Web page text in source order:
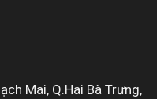
Mai, Q.Hai Bà Trưng,